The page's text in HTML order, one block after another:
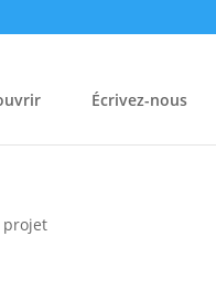
Écrivez-nous
projet